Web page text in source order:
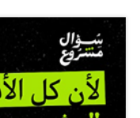
أو الموت. استغرب
المجالس الخاصة أو
يتحدثون بمثالية
التي يفترضونها في